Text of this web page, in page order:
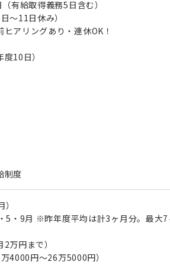
有給取得義務5日含む）
～11日休み）
アリングあり・連休OK！
10日）
制度
5・9月 ※昨年度平均は計3ヶ月分。最大7
万円まで）
4000円～26万5000円）